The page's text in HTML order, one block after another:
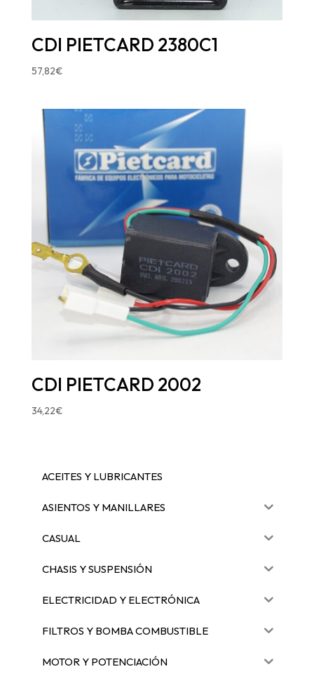
CDI PIETCARD 2380C1
57,82€
CDI PIETCARD 2002
34,22€
ACEITES Y LUBRICANTES
ASIENTOS Y MANILLARES
CASUAL
CHASIS Y SUSPENSIÓN
ELECTRICIDAD Y ELECTRÓNICA
FILTROS Y BOMBA COMBUSTIBLE
MOTOR Y POTENCIACIÓN